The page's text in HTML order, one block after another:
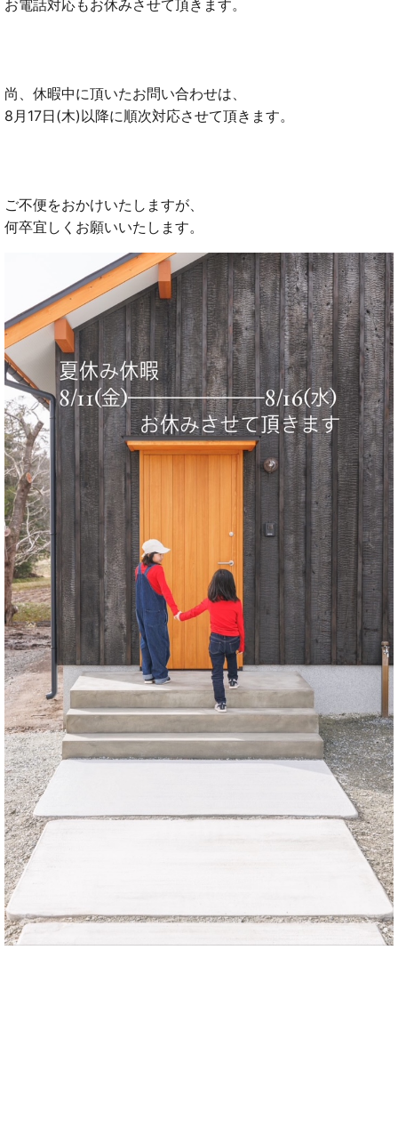
お電話対応もお休みさせて頂きます。
尚、休暇中に頂いたお問い合わせは、
8月17日(木)以降に順次対応させて頂きます。
ご不便をおかけいたしますが、
何卒宜しくお願いいたします。